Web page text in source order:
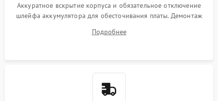
Аккуратное вскрытие корпуса и обязательное отключение
шлейфа аккумулятора для обесточивания платы. Демонтаж
высохшей термопасты с кристаллов чипов.
Подробнее